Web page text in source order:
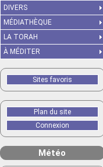
DIVERS
MÉDIATHÈQUE
LA TORAH
À MÉDITER
Sites favoris
Plan du site
Connexion
Météo